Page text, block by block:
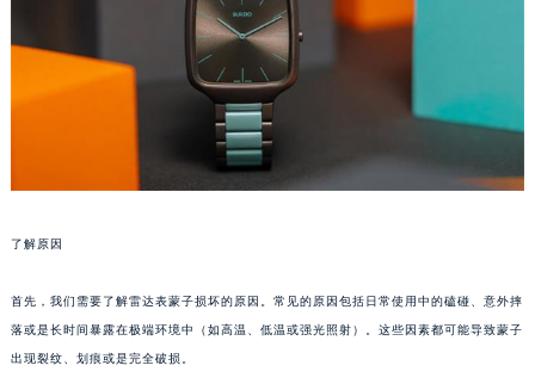
了解原因
首先，我们需要了解雷达表蒙子损坏的原因。常见的原因包括日常使用中的磕碰、意外摔
落或是长时间暴露在极端环境中（如高温、低温或强光照射）。这些因素都可能导致蒙子
出现裂纹、划痕或是完全破损。